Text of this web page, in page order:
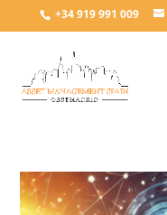
+34 919 991 009